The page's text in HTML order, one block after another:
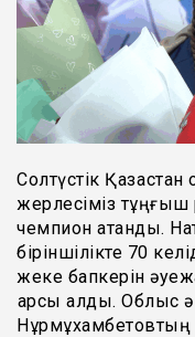
Солтүстік
жерлесіміз тұңғыш
чемпион атанды.
біріншілікте 70
жеке бапкерін
қарсы алды. Облыс
Нұрмұхамбетовтың